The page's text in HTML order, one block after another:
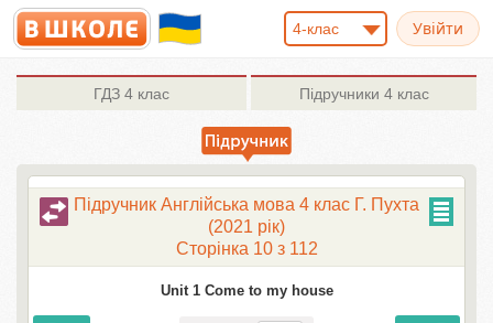
4-клас
ГДЗ 4 клас Підручники 4 клас
Підручник Англійська мова 4 клас Г. Пухта
(2021 рік)
Сторінка 10 з 112
Unit 1 Come to my house